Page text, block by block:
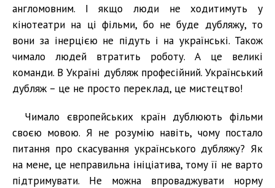
англомовним. І якщо люди не ходитимуть у
кінотеатри на ці фільми, бо не буде дубляжу, то
вони за інерцією не підуть і на українські. Також
чимало людей втратить роботу. А це великі
команди. В Україні дубляж професійний. Український
дубляж – це не просто переклад, це мистецтво!
Чимало європейських країн дублюють фільми
своєю мовою. Я не розумію навіть, чому постало
питання про скасування українського дубляжу? Як
на мене, це неправильна ініціатива, тому її не варто
підтримувати. Не можна впроваджувати норму